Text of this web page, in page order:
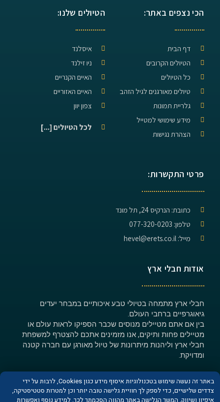
הכי נצפים באתר:
דף הבית
הטיולים הקרובים
כל הטיולים
טיולים מאורגנים לגיל הזהב
גלריית תמונות
מידע שימושי למטייל
הצהרת נגישות
הטיולים שלנו:
איסלנד
ניו זילנד
האיים הקנריים
האיים האזוריים
צפון יוון
לכל הטיולים [...]
פרטי התקשרות:
כתובת: הנרקיס 24, תל מונד
טלפון: 077-320-0203
מייל: hevel@erets.co.il
אודות חבלי ארץ
חבלי ארץ מתמחה בטיולי טבע איכותיים במבחר יעדים
גיאוגרפיים ברחבי העולם.
בין אם אתם מטיילים מנוסים שכבר הספיקו לראות עולם או
מטיילים פחות ותיקים, אנו מזמינים אתכם להצטרף למשפחת
חבלי ארץ וליהנות מיתרונות של טיול מאורגן עם חברה קטנה
ומדויקת.
באתר זה נעשה שימוש בטכנולוגיות איסוף מידע כגון Cookies, לרבות על ידי
צדדים שלישיים, כדי לספק לך חוויית גלישה טובה יותר וכן למטרות סטטיסטיקה,
איפיון ושיווק. המשך הגלישה באתר מהווה הסכמתך לכך. למידע נוסף ואפשרות